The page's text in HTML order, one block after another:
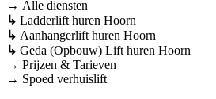
Alle diensten
Ladderlift huren Hoorn
Aanhangerlift huren Hoorn
Geda (Opbouw) Lift huren Hoorn
Prijzen & Tarieven
Spoed verhuislift